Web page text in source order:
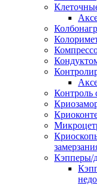
Контроль
Кэпперы/